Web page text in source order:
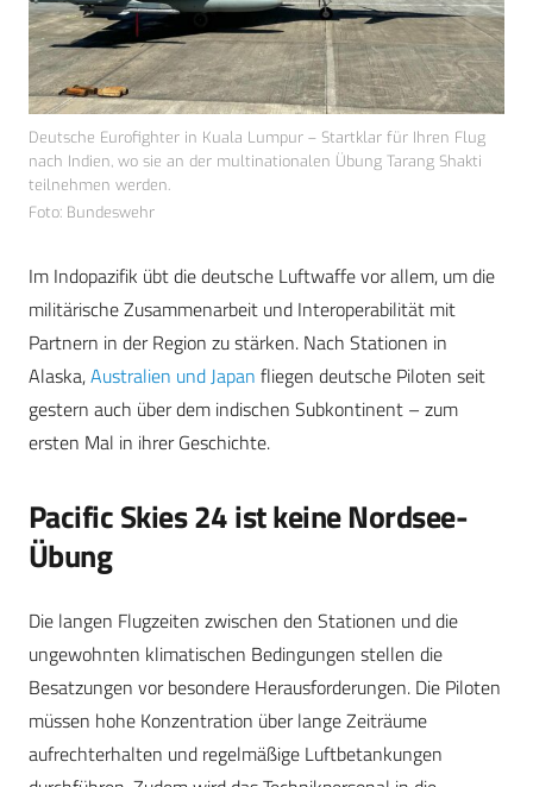
Deutsche Eurofighter in Kuala Lumpur – Startklar für Ihren Flug
nach Indien, wo sie an der multinationalen Übung Tarang Shakti
teilnehmen werden.
Foto: Bundeswehr
Im Indopazifik übt die deutsche Luftwaffe vor allem, um die
militärische Zusammenarbeit und Interoperabilität mit
Partnern in der Region zu stärken. Nach Stationen in
Alaska,Australien und Japan fliegen deutsche Piloten seit
gestern auch über dem indischen Subkontinent – zum
ersten Mal in ihrer Geschichte.
Pacific Skies 24 ist keine Nordsee-
Übung
Die langen Flugzeiten zwischen den Stationen und die
ungewohnten klimatischen Bedingungen stellen die
Besatzungen vor besondere Herausforderungen. Die Piloten
müssen hohe Konzentration über lange Zeiträume
aufrechterhalten und regelmäßige Luftbetankungen